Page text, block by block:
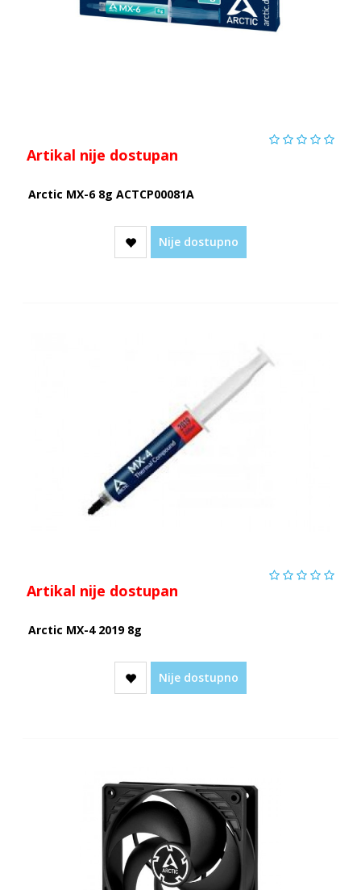
Artikal nije dostupan
Arctic MX-6 8g ACTCP00081A
Nije dostupno
Artikal nije dostupan
Arctic MX-4 2019 8g
Nije dostupno